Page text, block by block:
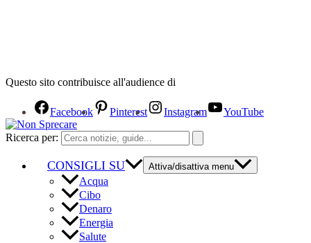
Questo sito contribuisce all'audience di
Facebook Pinterest Instagram YouTube
Ricerca per:
CONSIGLI SU Attiva/disattiva menu
Acqua
Cibo
Denaro
Energia
Salute